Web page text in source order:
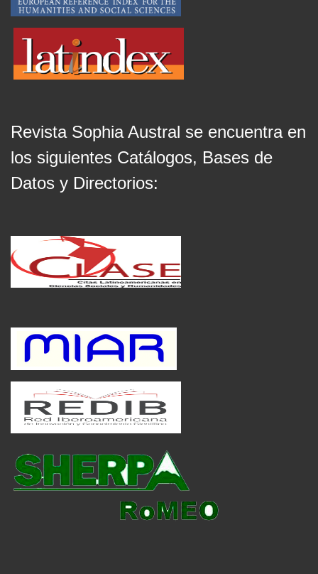
Revista Sophia Austral se encuentra en
los siguientes Catálogos, Bases de
Datos y Directorios: